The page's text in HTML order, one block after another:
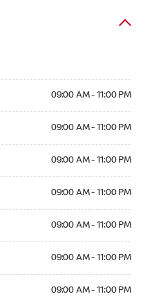
09:00 AM - 11:00 PM
09:00 AM - 11:00 PM
09:00 AM - 11:00 PM
09:00 AM - 11:00 PM
09:00 AM - 11:00 PM
09:00 AM - 11:00 PM
09:00 AM - 11:00 PM